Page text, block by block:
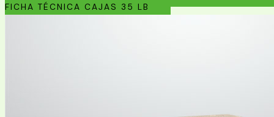
FICHA TÉCNICA CAJAS 35 LB